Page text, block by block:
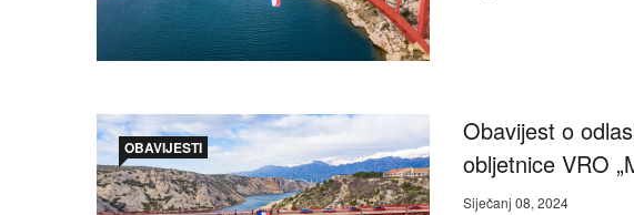
OBAVIJESTI
Obavijest o
obljetnice VRO
Siječanj 08, 2024